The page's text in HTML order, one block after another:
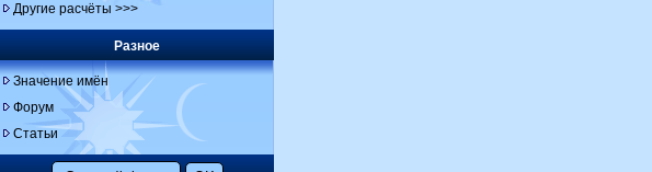
Другие расчёты >>>
Разное
Значение имён
Форум
Статьи